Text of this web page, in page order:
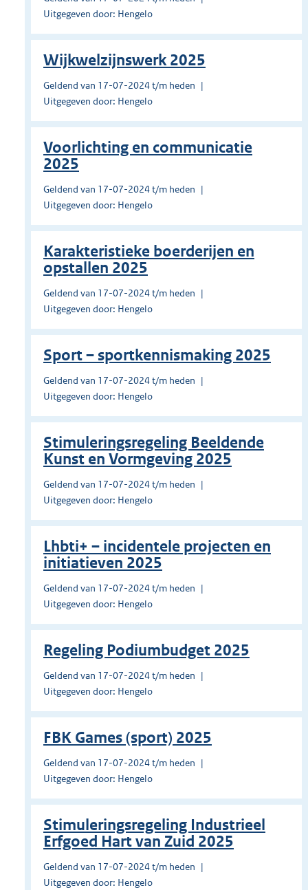
Uitgegeven door: Hengelo
Wijkwelzijnswerk 2025
Geldend van 17-07-2024 t/m heden
Uitgegeven door: Hengelo
Voorlichting en communicatie
2025
Geldend van 17-07-2024 t/m heden
Uitgegeven door: Hengelo
Karakteristieke boerderijen en
opstallen 2025
Geldend van 17-07-2024 t/m heden
Uitgegeven door: Hengelo
Sport – sportkennismaking 2025
Geldend van 17-07-2024 t/m heden
Uitgegeven door: Hengelo
Stimuleringsregeling Beeldende
Kunst en Vormgeving 2025
Geldend van 17-07-2024 t/m heden
Uitgegeven door: Hengelo
Lhbti+ – incidentele projecten en
initiatieven 2025
Geldend van 17-07-2024 t/m heden
Uitgegeven door: Hengelo
Regeling Podiumbudget 2025
Geldend van 17-07-2024 t/m heden
Uitgegeven door: Hengelo
FBK Games (sport) 2025
Geldend van 17-07-2024 t/m heden
Uitgegeven door: Hengelo
Stimuleringsregeling Industrieel
Erfgoed Hart van Zuid 2025
Geldend van 17-07-2024 t/m heden
Uitgegeven door: Hengelo